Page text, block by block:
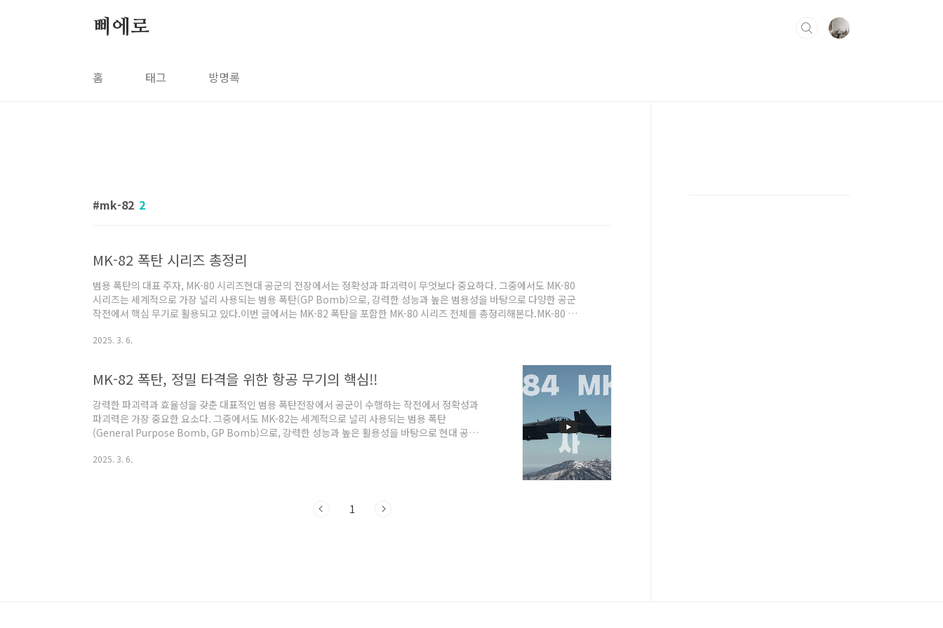
삐에로
홈 태그 방명록
mk-82 2
MK-82 폭탄 시리즈 총정리
범용 폭탄의 대표 주자, MK-80 시리즈현대 공군의 전장에서는 정확성과 파괴력이 무엇보다 중요하다. 그중에서도 MK-80
시리즈는 세계적으로 가장 널리 사용되는 범용 폭탄(GP Bomb)으로, 강력한 성능과 높은 범용성을 바탕으로 다양한 공군
작전에서 핵심 무기로 활용되고 있다.이번 글에서는 MK-82 폭탄을 포함한 MK-80 시리즈 전체를 총정리해본다.MK-80 시리
고 있는 항공기 탑재 폭탄이다.MK-80 시리즈 특징✅ 다양한 크기와 용량: 250파운드~2,000파운드까지 다양한 무게 옵션
2025. 3. 6.
MK-82 폭탄, 정밀 타격을 위한 항공 무기의 핵심!!
강력한 파괴력과 효율성을 갖춘 대표적인 범용 폭탄전장에서 공군이 수행하는 작전에서 정확성과
파괴력은 가장 중요한 요소다. 그중에서도 MK-82는 세계적으로 널리 사용되는 범용 폭탄
(General Purpose Bomb, GP Bomb)으로, 강력한 성능과 높은 활용성을 바탕으로 현대 공군
리즈 중 하나로, 다양한 작전 환경에서 사용될 수 있도록 설계되었다.특히 500파운드(약 227kg)
2025. 3. 6.
1